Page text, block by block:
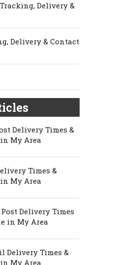
Delivery &
Delivery & Contact
Delivery Times &
My Area
Times &
My Area
Delivery Times
in My Area
Delivery Times &
My Area